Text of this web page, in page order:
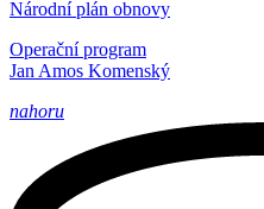
Národní plán obnovy
Operační program
Jan Amos Komenský
nahoru